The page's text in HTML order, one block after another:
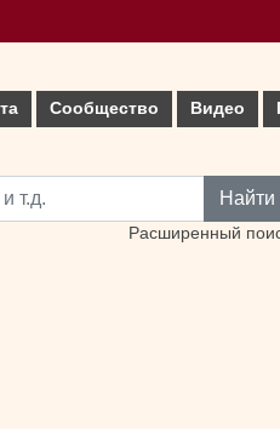
Сообщество Видео
Найти
Расширенный